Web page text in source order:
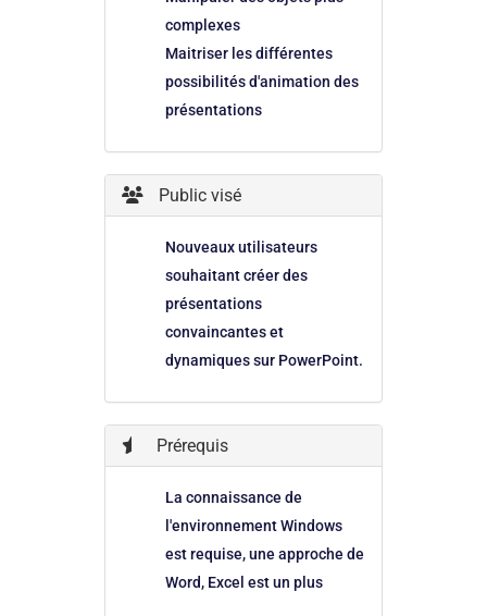
complexes
Maitriser les différentes
possibilités d'animation des
présentations
Public visé
Nouveaux utilisateurs
souhaitant créer des
présentations
convaincantes et
dynamiques sur PowerPoint.
Prérequis
La connaissance de
l'environnement Windows
est requise, une approche de
Word, Excel est un plus